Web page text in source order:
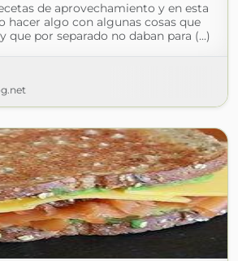
de aprovechamiento y en esta
hacer algo con algunas cosas que
que por separado no daban para (...)